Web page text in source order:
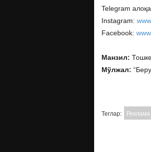
Telegram
Instagram:
Facebook:
Манзил:
Мўлжал:
Теглар: Реклама